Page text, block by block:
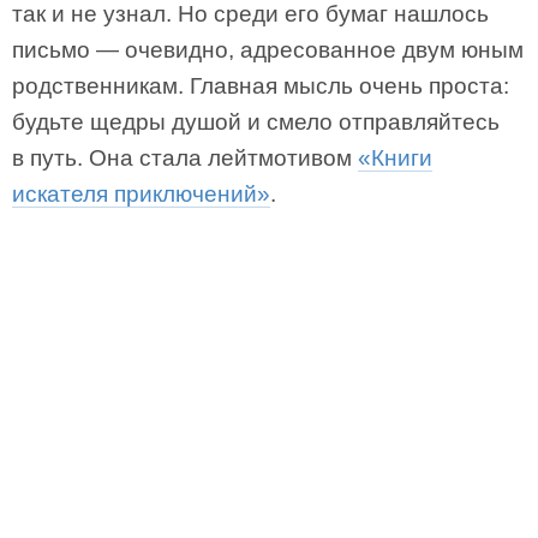
так и не узнал. Но среди его бумаг нашлось
письмо — очевидно, адресованное двум юным
родственникам. Главная мысль очень проста:
будьте щедры душой и смело отправляйтесь
в путь. Она стала лейтмотивом «Книги
искателя приключений».